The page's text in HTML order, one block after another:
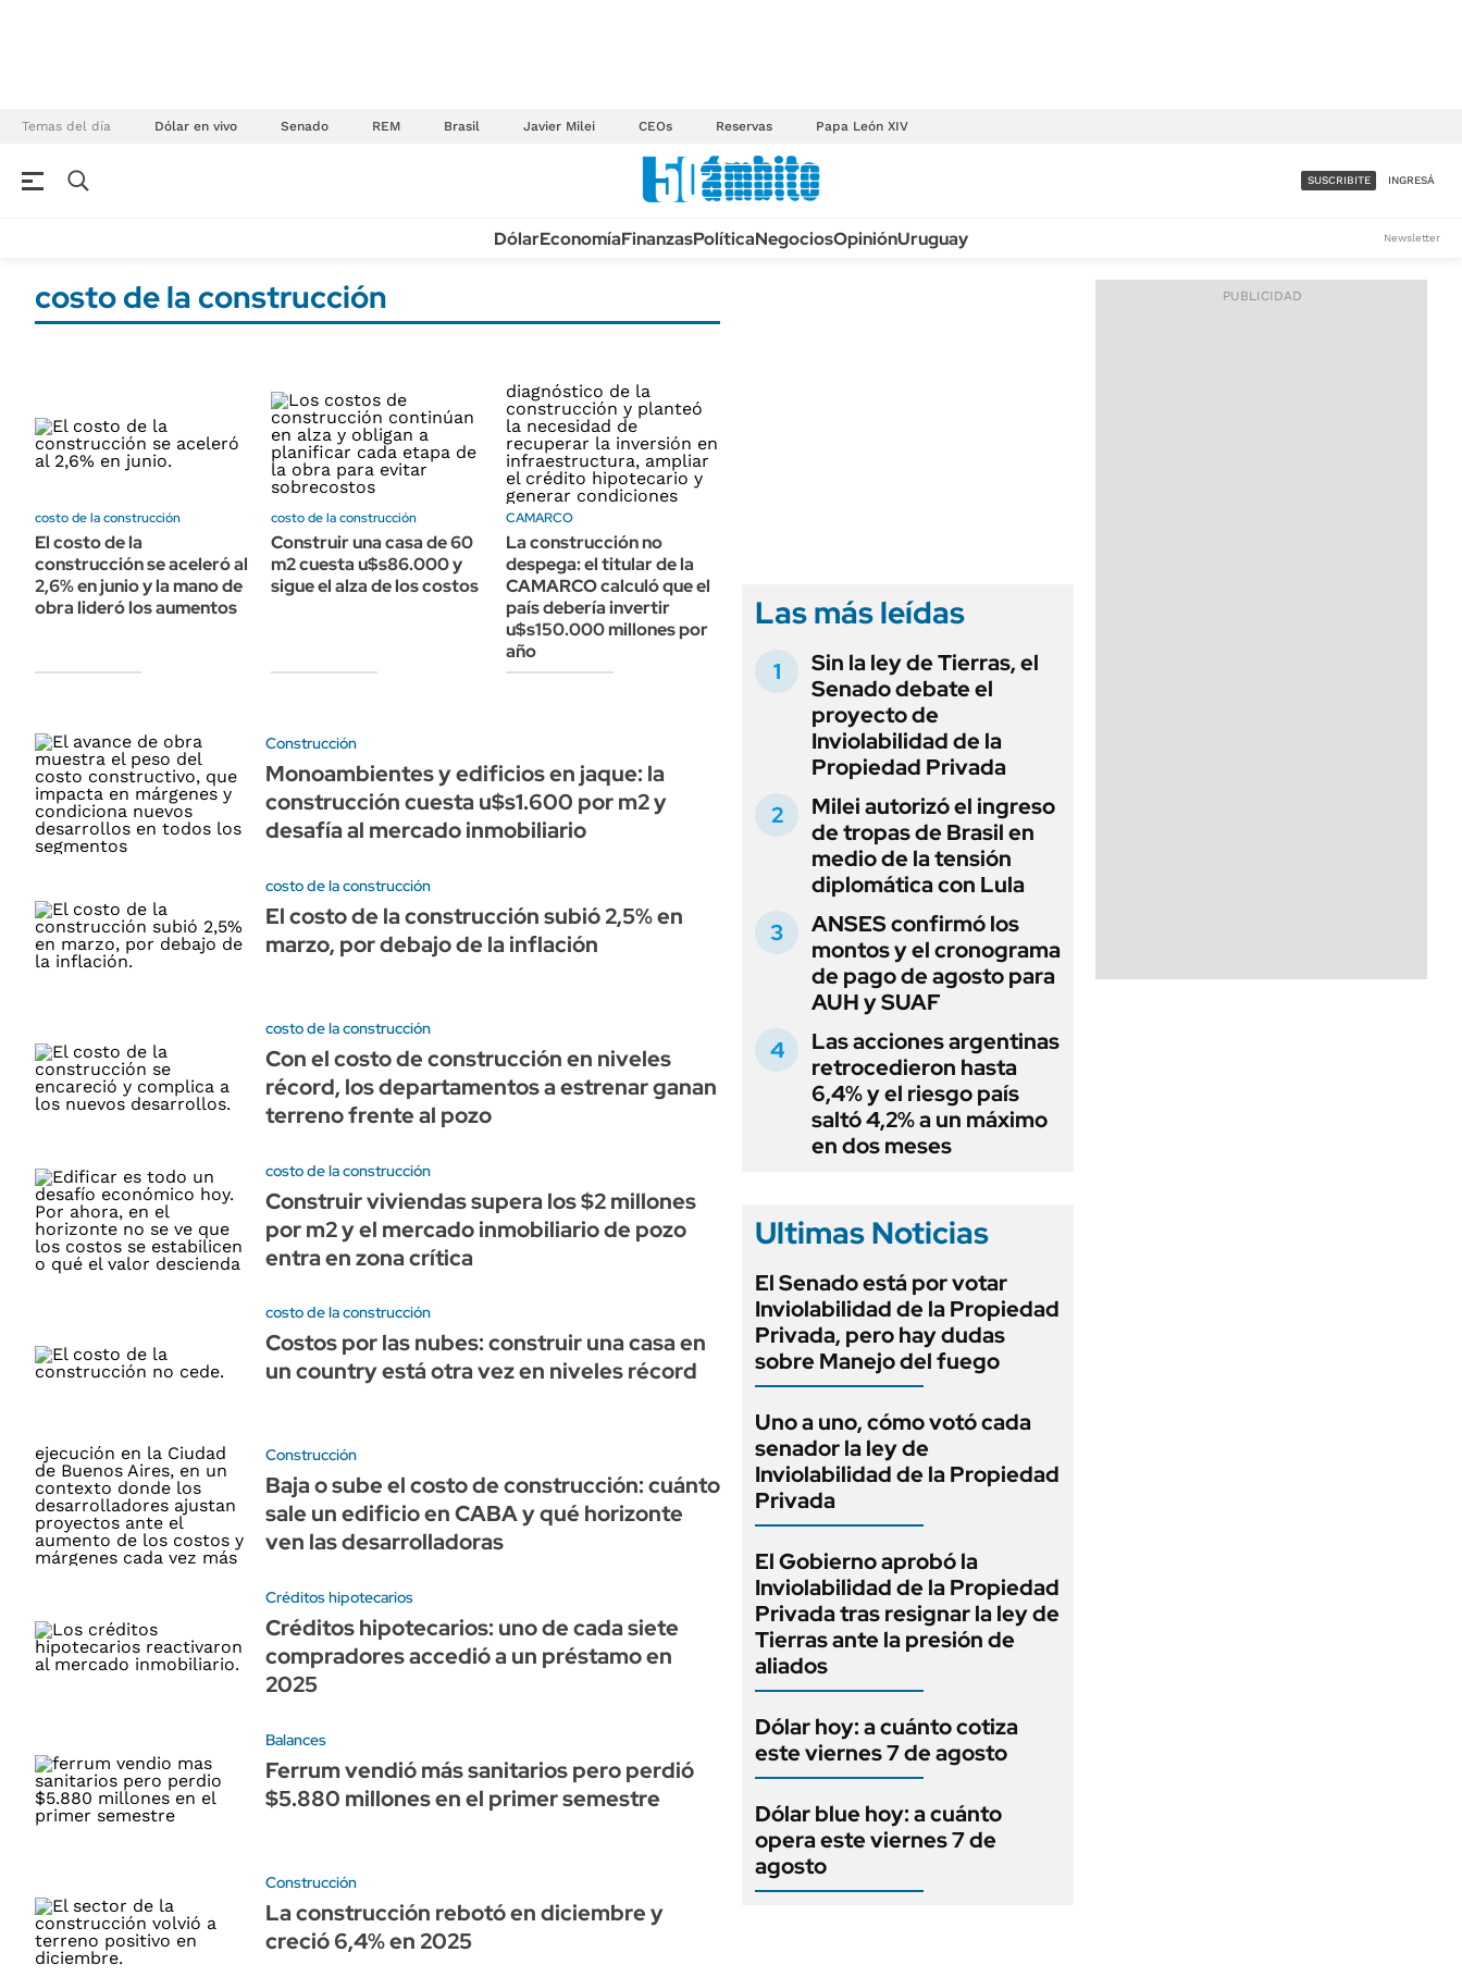
Temas del día Dólar en vivo Senado REM Brasil Javier Milei CEOs Reservas Papa León XIV
Banco de Datos
Dólar
Mercados
MEDIAKIT AMBITO DEBATE
Real Estate
ENERGY REPORT
POLÍTICA
Nacional
Municipios
URUGUAY
TECNOLOGÍA
OPINIÓN
INFORMACIÓN GENERAL
ESPECTÁCULOS
DEPORTES
LIFESTYLE
AUTOS
ACCESO FULL - $1.800/MES
SUSCRIBITE INGRESÁ
DólarEconomíaFinanzasPolíticaNegociosOpiniónUruguay Newsletter
costo de la construcción
costo de la construcción
El costo de la
construcción se aceleró al
2,6% en junio y la mano de
obra lideró los aumentos
costo de la construcción
Construir una casa de 60
m2 cuesta u$s86.000 y
sigue el alza de los costos
CAMARCO
La construcción no
despega: el titular de la
CAMARCO calculó que el
país debería invertir
u$s150.000 millones por
año
Construcción
Monoambientes y edificios en jaque: la
construcción cuesta u$s1.600 por m2 y
desafía al mercado inmobiliario
costo de la construcción
El costo de la construcción subió 2,5% en
marzo, por debajo de la inflación
costo de la construcción
Con el costo de construcción en niveles
récord, los departamentos a estrenar ganan
terreno frente al pozo
costo de la construcción
Construir viviendas supera los $2 millones
por m2 y el mercado inmobiliario de pozo
entra en zona crítica
costo de la construcción
Costos por las nubes: construir una casa en
un country está otra vez en niveles récord
Construcción
Baja o sube el costo de construcción: cuánto
sale un edificio en CABA y qué horizonte
ven las desarrolladoras
Créditos hipotecarios
Créditos hipotecarios: uno de cada siete
compradores accedió a un préstamo en
2025
Balances
Ferrum vendió más sanitarios pero perdió
$5.880 millones en el primer semestre
Construcción
La construcción rebotó en diciembre y
creció 6,4% en 2025
Las más leídas
Sin la ley de Tierras, el
Senado debate el
proyecto de
Inviolabilidad de la
Propiedad Privada
Milei autorizó el ingreso
de tropas de Brasil en
medio de la tensión
diplomática con Lula
ANSES confirmó los
montos y el cronograma
de pago de agosto para
AUH y SUAF
Las acciones argentinas
retrocedieron hasta
6,4% y el riesgo país
saltó 4,2% a un máximo
en dos meses
Ultimas Noticias
El Senado está por votar
Inviolabilidad de la Propiedad
Privada, pero hay dudas
sobre Manejo del fuego
Uno a uno, cómo votó cada
senador la ley de
Inviolabilidad de la Propiedad
Privada
El Gobierno aprobó la
Inviolabilidad de la Propiedad
Privada tras resignar la ley de
Tierras ante la presión de
aliados
Dólar hoy: a cuánto cotiza
este viernes 7 de agosto
Dólar blue hoy: a cuánto
opera este viernes 7 de
agosto